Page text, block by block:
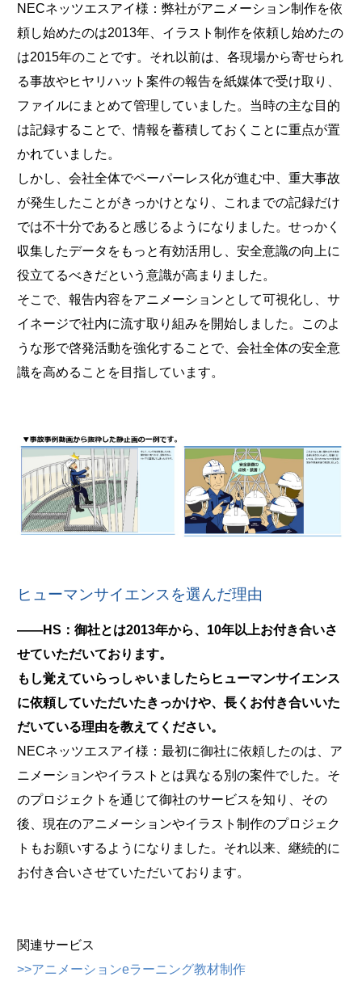
NECネッツエスアイ様：弊社がアニメーション制作を依
頼し始めたのは2013年、イラスト制作を依頼し始めたの
は2015年のことです。それ以前は、各現場から寄せられ
る事故やヒヤリハット案件の報告を紙媒体で受け取り、
ファイルにまとめて管理していました。当時の主な目的
は記録することで、情報を蓄積しておくことに重点が置
かれていました。
しかし、会社全体でペーパーレス化が進む中、重大事故
が発生したことがきっかけとなり、これまでの記録だけ
では不十分であると感じるようになりました。せっかく
収集したデータをもっと有効活用し、安全意識の向上に
役立てるべきだという意識が高まりました。
そこで、報告内容をアニメーションとして可視化し、サ
イネージで社内に流す取り組みを開始しました。このよ
うな形で啓発活動を強化することで、会社全体の安全意
識を高めることを目指しています。
ヒューマンサイエンスを選んだ理由
――HS：御社とは2013年から、10年以上お付き合いさ
せていただいております。
もし覚えていらっしゃいましたらヒューマンサイエンス
に依頼していただいたきっかけや、長くお付き合いいた
だいている理由を教えてください。
NECネッツエスアイ様：最初に御社に依頼したのは、ア
ニメーションやイラストとは異なる別の案件でした。そ
のプロジェクトを通じて御社のサービスを知り、その
後、現在のアニメーションやイラスト制作のプロジェク
トもお願いするようになりました。それ以来、継続的に
お付き合いさせていただいております。
関連サービス
>>アニメーションeラーニング教材制作